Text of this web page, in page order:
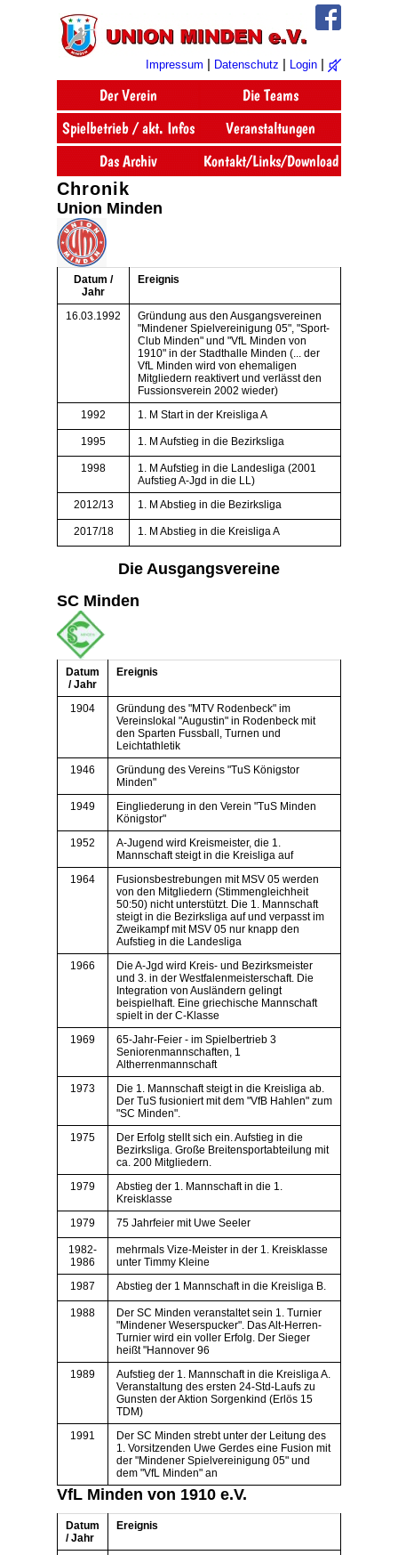
Impressum | Datenschutz | Login |
Chronik
Union Minden
Datum /
Jahr
Ereignis
16.03.1992
Gründung aus den Ausgangsvereinen
"Mindener Spielvereinigung 05", "Sport-
Club Minden" und "VfL Minden von
1910" in der Stadthalle Minden (... der
VfL Minden wird von ehemaligen
Mitgliedern reaktivert und verlässt den
Fussionsverein 2002 wieder)
1992
1. M Start in der Kreisliga A
1995 1. M Aufstieg in die Bezirksliga
1998
1. M Aufstieg in die Landesliga (2001
Aufstieg A-Jgd in die LL)
2012/13
1. M Abstieg in die Bezirksliga
2017/18 1. M Abstieg in die Kreisliga A
Die Ausgangsvereine
SC Minden
Datum
/ Jahr
Ereignis
1904
Gründung des "MTV Rodenbeck" im
Vereinslokal "Augustin" in Rodenbeck mit
den Sparten Fussball, Turnen und
Leichtathletik
1946
Gründung des Vereins "TuS Königstor
Minden"
1949
Eingliederung in den Verein "TuS Minden
Königstor"
1952
A-Jugend wird Kreismeister, die 1.
Mannschaft steigt in die Kreisliga auf
1964
Fusionsbestrebungen mit MSV 05 werden
von den Mitgliedern (Stimmengleichheit
50:50) nicht unterstützt. Die 1. Mannschaft
steigt in die Bezirksliga auf und verpasst im
Zweikampf mit MSV 05 nur knapp den
Aufstieg in die Landesliga
1966
Die A-Jgd wird Kreis- und Bezirksmeister
und 3. in der Westfalenmeisterschaft. Die
Integration von Ausländern gelingt
beispielhaft. Eine griechische Mannschaft
spielt in der C-Klasse
1969
65-Jahr-Feier - im Spielbertrieb 3
Seniorenmannschaften, 1
Altherrenmannschaft
1973
Die 1. Mannschaft steigt in die Kreisliga ab.
Der TuS fusioniert mit dem "VfB Hahlen" zum
"SC Minden".
1975
Der Erfolg stellt sich ein. Aufstieg in die
Bezirksliga. Große Breitensportabteilung mit
ca. 200 Mitgliedern.
1979
Abstieg der 1. Mannschaft in die 1.
Kreisklasse
1979
75 Jahrfeier mit Uwe Seeler
1982-
1986
mehrmals Vize-Meister in der 1. Kreisklasse
unter Timmy Kleine
1987
Abstieg der 1 Mannschaft in die Kreisliga B.
1988
Der SC Minden veranstaltet sein 1. Turnier
"Mindener Weserspucker". Das Alt-Herren-
Turnier wird ein voller Erfolg. Der Sieger
heißt "Hannover 96
1989
Aufstieg der 1. Mannschaft in die Kreisliga A.
Veranstaltung des ersten 24-Std-Laufs zu
Gunsten der Aktion Sorgenkind (Erlös 15
TDM)
1991
Der SC Minden strebt unter der Leitung des
1. Vorsitzenden Uwe Gerdes eine Fusion mit
der "Mindener Spielvereinigung 05" und
dem "VfL Minden" an
VfL Minden von 1910 e.V.
Datum
/ Jahr
Ereignis